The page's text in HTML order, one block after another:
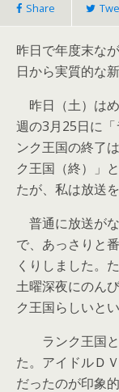
Share
昨日で年度末な
日から実質的な
昨日（土）は
週の3月25日に
ンク王国の終了
ク王国（終）」
たが、私は放送
普通に放送が
で、あっさりと
くりしました。
土曜深夜にのん
ク王国らしいと
ランク王国と
た。アイドルＤ
だったのが印象